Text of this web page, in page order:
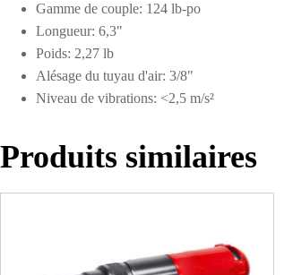
Gamme de couple: 124 lb-po
Longueur: 6,3"
Poids: 2,27 lb
Alésage du tuyau d'air: 3/8"
Niveau de vibrations: <2,5 m/s²
Produits similaires